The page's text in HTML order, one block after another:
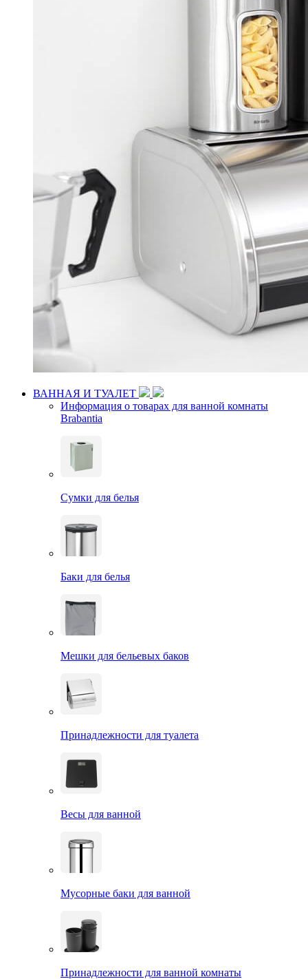
ВАННАЯ И ТУАЛЕТ
Информация о товарах для ванной комнаты
Brabantia
Сумки для белья
Баки для белья
Мешки для бельевых баков
Принадлежности для туалета
Весы для ванной
Мусорные баки для ванной
Принадлежности для ванной комнаты